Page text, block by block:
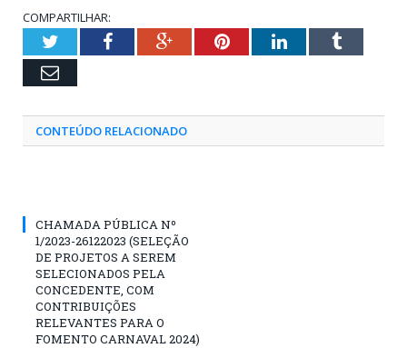
COMPARTILHAR:
TwitterFacebookGoogle+PinterestLinkedInTumblr
Email
CONTEÚDO RELACIONADO
CHAMADA PÚBLICA Nº
1/2023-26122023 (SELEÇÃO
DE PROJETOS A SEREM
SELECIONADOS PELA
CONCEDENTE, COM
CONTRIBUIÇÕES
RELEVANTES PARA O
FOMENTO CARNAVAL 2024)